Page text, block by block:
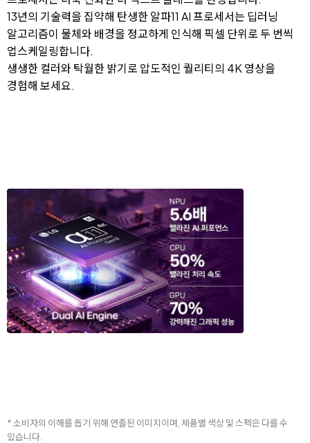
13년의 기술력을 집약해 탄생한 알파11 AI 프로세서는 딥러닝
알고리즘이 물체와 배경을 정교하게 인식해 픽셀 단위로 두 번씩
업스케일링합니다.
생생한 컬러와 탁월한 밝기로 압도적인 퀄리티의 4K 영상을
경험해 보세요.
* 소비자의 이해를 돕기 위해 연출된 이미지이며, 제품별 색상 및 스펙은 다를 수
있습니다.